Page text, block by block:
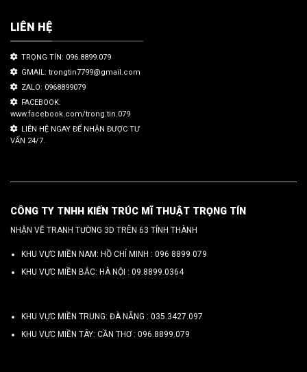
LIÊN HỆ
TRỌNG TÍN: 096.8899.079
GMAIL: trongtin7799@gmail.com
ZALO: 0968899079
FACEBOOK:
www.facebook.com/trong.tin.079
LIÊN HỆ NGAY ĐỂ NHẬN ĐƯỢC TƯ
VẤN 24/7.
CÔNG TY TNHH KIẾN TRÚC MĨ THUẬT TRỌNG TÍN
NHẬN VẼ TRANH TƯỜNG 3D TRÊN 63 TỈNH THÀNH
KHU VỰC MIỀN NAM: HỒ CHÍ MINH : 096 8899 079
KHU VỰC MIỀN BẮC: HÀ NỘI : 09.8899.0364
KHU VỰC MIỀN TRUNG: ĐÀ NẴNG : 035.3427.097
KHU VỰC MIỀN TÂY: CẦN THƠ : 096.8899.079